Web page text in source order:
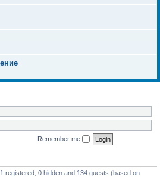
Remember me
registered, 0 hidden and 134 guests (based on